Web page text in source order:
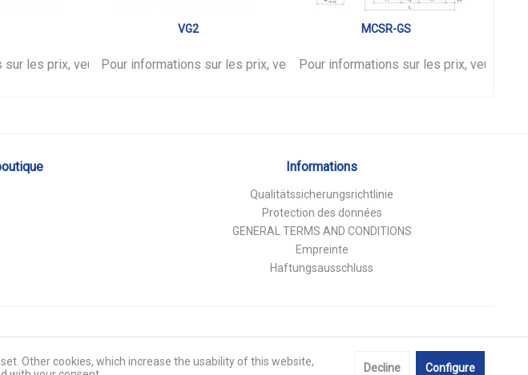
.sur les prix, veuillez vousconnecter.
VG2
Pour informations sur les prix, veuillez vousconnecter.
MCSR-GS
Pour informations sur les prix, veuillez
Informations
Qualitätssicherungsrichtlinie
Protection des données
GENERAL TERMS AND CONDITIONS
Empreinte
Haftungsausschluss
Other cookies, which increase the usability of this website,
Decline Configure